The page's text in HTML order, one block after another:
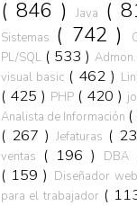
( 846 ) Java (
Sistemas ( 742 )
PL/SQL ( 533 )
visual basic ( 462 )
( 425 ) PHP ( 420 )
Analista de Información
( 267 )Jefaturas (
ventas ( 196 ) DBA
( 159 ) Diseñador web
para el trabajador (